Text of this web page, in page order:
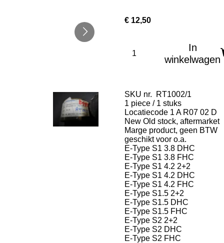
€ 12,50
In
winkelwagen
SKU nr. RT1002/1
1 piece / 1 stuks
Locatiecode 1 A R07 02 D
New Old stock, aftermarket
Marge product, geen BTW
geschikt voor o.a.
E-Type S1 3.8 DHC
E-Type S1 3.8 FHC
E-Type S1 4.2 2+2
E-Type S1 4.2 DHC
E-Type S1 4.2 FHC
E-Type S1.5 2+2
E-Type S1.5 DHC
E-Type S1.5 FHC
E-Type S2 2+2
E-Type S2 DHC
E-Type S2 FHC